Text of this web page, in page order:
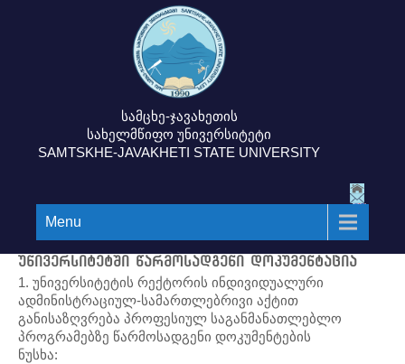
სამცხე-ჯავახეთის
სახელმწიფო უნივერსიტეტი
SAMTSKHE-JAVAKHETI STATE UNIVERSITY
Menu
უნივერსიტეტში წარმოსადგენი დოკუმენტაცია
1. უნივერსიტეტის რექტორის ინდივიდუალური
ადმინისტრაციულ-სამართლებრივი აქტით
განისაზღვრება პროფესიულ საგანმანათლებლო
პროგრამებზე წარმოსადგენი დოკუმენტების
ნუსხა: